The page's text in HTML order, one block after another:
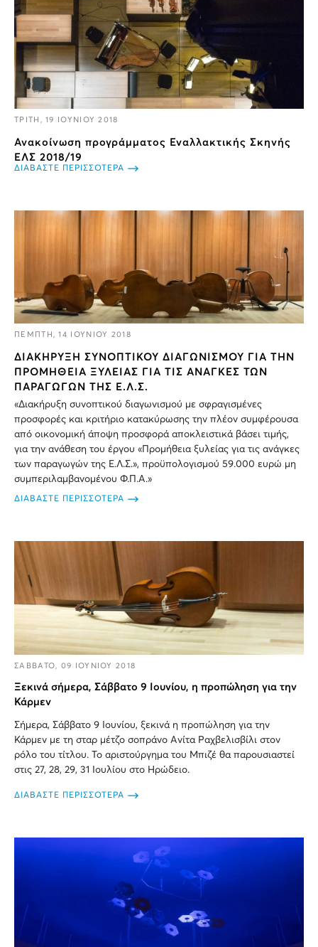
ΤΡΙΤΗ, 19 ΙΟΥΝΙΟΥ 2018
Ανακοίνωση προγράμματος Εναλλακτικής​ Σκηνής
ΕΛΣ​ 2018/19
ΔΙΑΒΑΣΤΕ ΠΕΡΙΣΣΟΤΕΡΑ
ΠΕΜΠΤΗ, 14 ΙΟΥΝΙΟΥ 2018
ΔΙΑΚΗΡΥΞΗ ΣΥΝΟΠΤΙΚΟΥ ΔΙΑΓΩΝΙΣΜΟΥ ΓΙΑ ΤΗΝ
ΠΡΟΜΗΘΕΙΑ ΞΥΛΕΙΑΣ ΓΙΑ ΤΙΣ ΑΝΑΓΚΕΣ ΤΩΝ
ΠΑΡΑΓΩΓΩΝ ΤΗΣ Ε.Λ.Σ.
«Διακήρυξη συνοπτικού διαγωνισμού με σφραγισμένες
προσφορές και κριτήριο κατακύρωσης την πλέον συμφέρουσα
από οικονομική άποψη προσφορά αποκλειστικά βάσει τιμής,
για την ανάθεση του έργου «Προμήθεια ξυλείας για τις ανάγκες
των παραγωγών της Ε.Λ.Σ.», προϋπολογισμού 59.000 ευρώ μη
συμπεριλαμβανομένου Φ.Π.Α.»
ΔΙΑΒΑΣΤΕ ΠΕΡΙΣΣΟΤΕΡΑ
ΣΑΒΒΑΤΟ, 09 ΙΟΥΝΙΟΥ 2018
Ξεκινά σήμερα, Σάββατο 9 Ιουνίου, η προπώληση για την
Κάρμεν
Σήμερα, Σάββατο 9 Ιουνίου, ξεκινά η προπώληση για την
Κάρμεν με τη σταρ μέτζο σοπράνο Ανίτα Ραχβελισβίλι στον
ρόλο του τίτλου. Το αριστούργημα του Μπιζέ θα παρουσιαστεί
στις 27, 28, 29, 31 Ιουλίου στο Ηρώδειο.
ΔΙΑΒΑΣΤΕ ΠΕΡΙΣΣΟΤΕΡΑ